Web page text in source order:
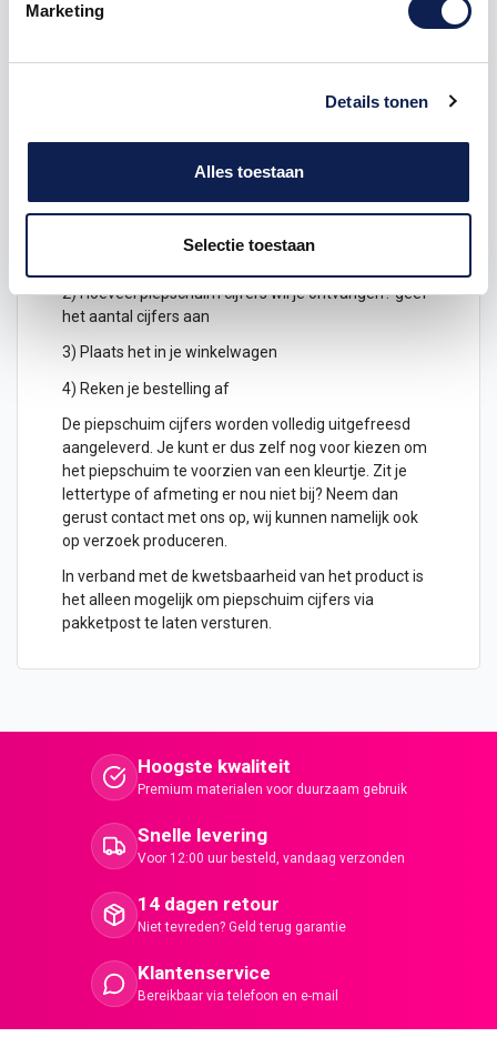
Marketing
Details tonen
Alles toestaan
Selectie toestaan
Piepschuim
De Piepschuim Cijfer 0 Impact is te bestellen vanaf
dikte van het cijfer is altijd 20 mm. Piepschuim is niet
2) Hoeveel piepschuim cijfers wil je ontvangen? geef
het aantal cijfers aan
3) Plaats het in je winkelwagen
4) Reken je bestelling af
De piepschuim cijfers worden volledig uitgefreesd
aangeleverd. Je kunt er dus zelf nog voor kiezen om
het piepschuim te voorzien van een kleurtje. Zit je
lettertype of afmeting er nou niet bij? Neem dan
gerust contact met ons op, wij kunnen namelijk ook
op verzoek produceren.
In verband met de kwetsbaarheid van het product is
het alleen mogelijk om piepschuim cijfers via
pakketpost te laten versturen.
Hoogste kwaliteit
Premium materialen voor duurzaam gebruik
Snelle levering
Voor 12:00 uur besteld, vandaag verzonden
14 dagen retour
Niet tevreden? Geld terug garantie
Klantenservice
Bereikbaar via telefoon en e-mail